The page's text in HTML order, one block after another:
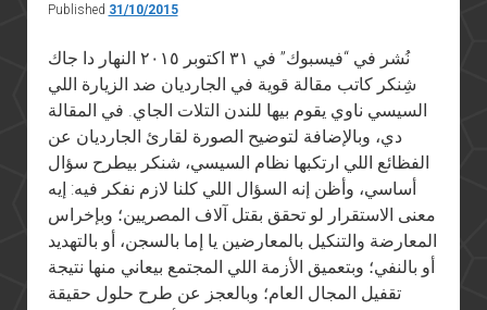
Published 31/10/2015
نُشر في “فيسبوك” في ٣١ اكتوبر ٢٠١٥ النهار دا جاك
شِنكر كاتب مقالة قوية في الجارديان ضد الزيارة اللي
السيسي ناوي يقوم بيها للندن التلات الجاي. في المقالة
دي، وبالإضافة لتوضيح الصورة لقارئ الجارديان عن
الفظائع اللي ارتكبها نظام السيسي، شنكر بيطرح سؤال
أساسي، وأظن إنه السؤال اللي كلنا لازم نفكر فيه: إيه
معنى الاستقرار لو تحقق بقتل آلاف المصريين؛ وبإخراس
المعارضة والتنكيل بالمعارضين يا إما بالسجن، أو بالتهديد
أو بالنفي؛ وبتعميق الأزمة اللي المجتمع بيعاني منها نتيجة
تقفيل المجال العام؛ وبالعجز عن طرح حلول حقيقة